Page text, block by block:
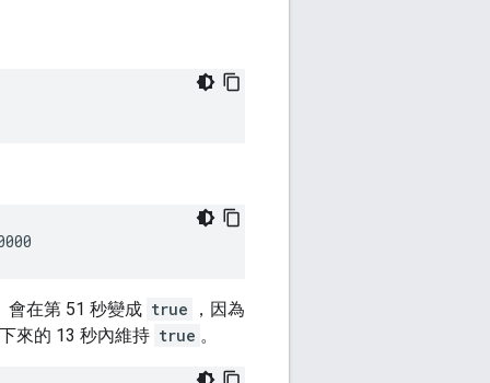
會在第 51 秒變成 true
，因為
來的 13 秒內維持 true 。